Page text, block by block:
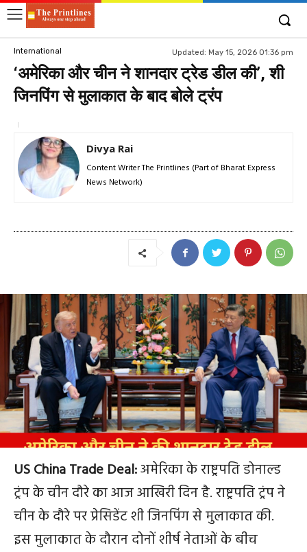
International Updated: May 15, 2026 01:36 pm
‘अमेरिका और चीन ने शानदार ट्रेड डील की’, शी
जिनपिंग से मुलाकात के बाद बोले ट्रंप
Divya Rai
Content Writer The Printlines (Part of Bharat Express
News Network)
US China Trade Deal:अमेरिका के राष्ट्रपति डोनाल्ड
ट्रंप के चीन दौरे का आज आखिरी दिन है. राष्ट्रपति ट्रंप ने
चीन के दौरे पर प्रेसिडेंट शी जिनपिंग से मुलाकात की.
इस मुलाकात के दौरान दोनों शीर्ष नेताओं के बीच